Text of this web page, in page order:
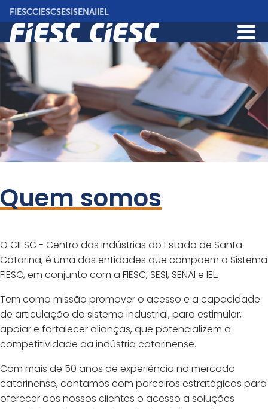
Pular
conteúdo
principal
FIESCCIESCSESISENAIIEL
Contato
Quem somos
O CIESC - Centro das Indústrias do Estado de Santa
Catarina, é uma das entidades que compõem o Sistema
FIESC, em conjunto com a FIESC, SESI, SENAI e IEL.
Tem como missão promover o acesso e a capacidade
de articulação do sistema industrial, para estimular,
apoiar e fortalecer alianças, que potencializem a
competitividade da indústria catarinense.
Com mais de 50 anos de experiência no mercado
catarinense, contamos com parceiros estratégicos para
oferecer aos nossos clientes o acesso a soluções